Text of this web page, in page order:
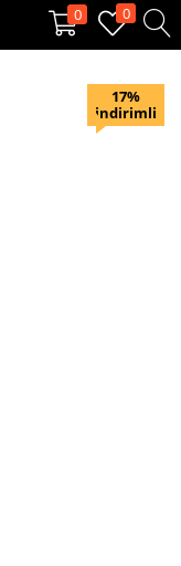
0 0
KAYIT OL
17%
indirimli